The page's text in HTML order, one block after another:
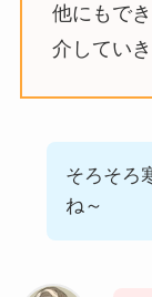
他にもで
介していき
そろそろ
ね～